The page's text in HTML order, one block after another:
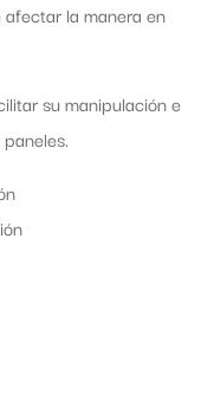
la manera en
su manipulación e